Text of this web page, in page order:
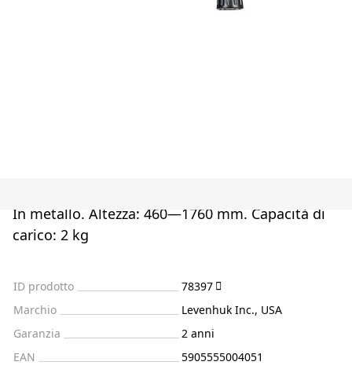
In metallo. Altezza: 460—1760 mm. Capacità di
carico: 2 kg
ID prodotto
78397
Marchio
Levenhuk Inc., USA
Garanzia
2 anni
EAN
5905555004051